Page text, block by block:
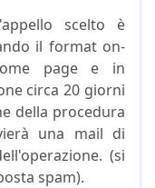
scelto è
il format on-
page e in
circa 20 giorni
della procedura
una mail di
(si
spam).